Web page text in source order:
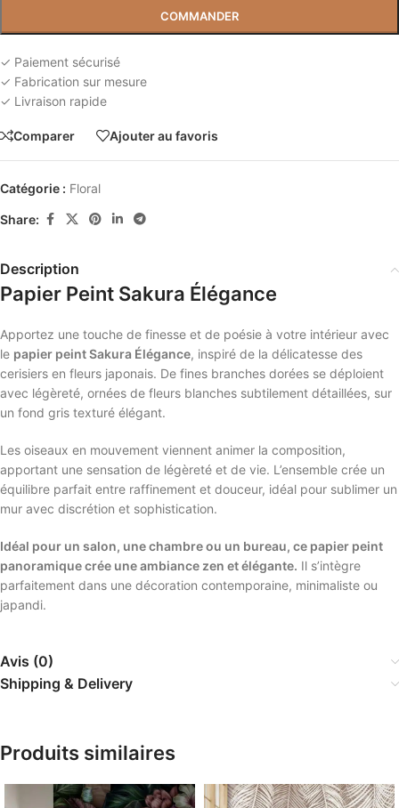
COMMANDER
✓ Paiement sécurisé
✓ Fabrication sur mesure
✓ Livraison rapide
Comparer Ajouter au favoris
Catégorie : Floral
Share:
Description
Papier Peint Sakura Élégance
Apportez une touche de finesse et de poésie à votre intérieur avec
le papier peint Sakura Élégance, inspiré de la délicatesse des
cerisiers en fleurs japonais. De fines branches dorées se déploient
avec légèreté, ornées de fleurs blanches subtilement détaillées, sur
un fond gris texturé élégant.
Les oiseaux en mouvement viennent animer la composition,
apportant une sensation de légèreté et de vie. L’ensemble crée un
équilibre parfait entre raffinement et douceur, idéal pour sublimer un
mur avec discrétion et sophistication.
Idéal pour un salon, une chambre ou un bureau, ce papier peint
panoramique crée une ambiance zen et élégante. Il s’intègre
parfaitement dans une décoration contemporaine, minimaliste ou
japandi.
Avis (0)
Shipping & Delivery
Produits similaires